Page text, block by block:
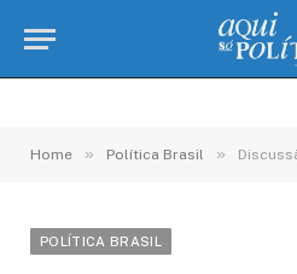
Home » Política Brasil » Discussão
POLÍTICA BRASIL